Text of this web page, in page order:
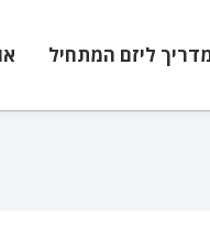
ליזם המתחיל